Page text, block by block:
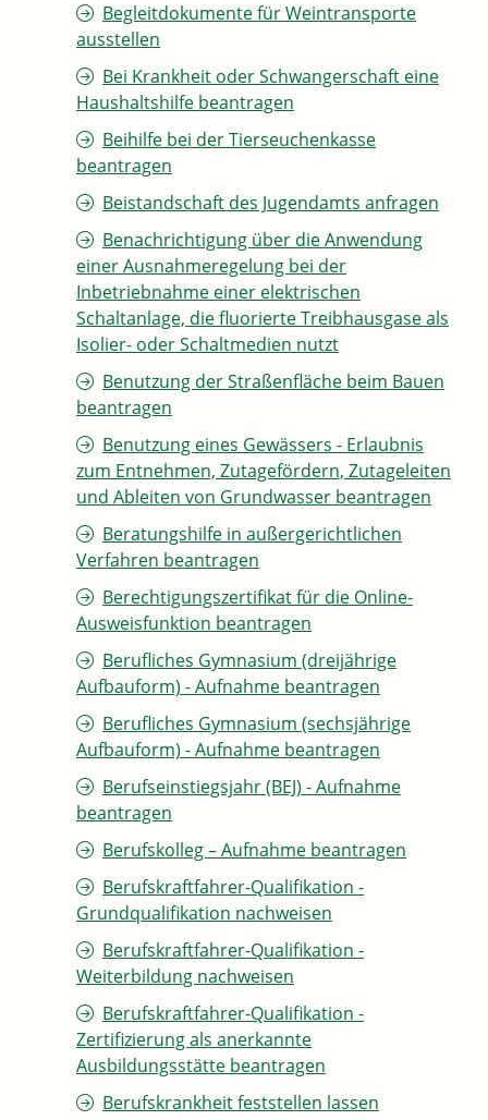
Begleitdokumente für Weintransporte
ausstellen
Bei Krankheit oder Schwangerschaft eine
Haushaltshilfe beantragen
Beihilfe bei der Tierseuchenkasse
beantragen
Beistandschaft des Jugendamts anfragen
Benachrichtigung über die Anwendung
einer Ausnahmeregelung bei der
Inbetriebnahme einer elektrischen
Schaltanlage, die fluorierte Treibhausgase als
Isolier- oder Schaltmedien nutzt
Benutzung der Straßenfläche beim Bauen
beantragen
Benutzung eines Gewässers - Erlaubnis
zum Entnehmen, Zutagefördern, Zutageleiten
und Ableiten von Grundwasser beantragen
Beratungshilfe in außergerichtlichen
Verfahren beantragen
Berechtigungszertifikat für die Online-
Ausweisfunktion beantragen
Berufliches Gymnasium (dreijährige
Aufbauform) - Aufnahme beantragen
Berufliches Gymnasium (sechsjährige
Aufbauform) - Aufnahme beantragen
Berufseinstiegsjahr (BEJ) - Aufnahme
beantragen
Berufskolleg – Aufnahme beantragen
Berufskraftfahrer-Qualifikation -
Grundqualifikation nachweisen
Berufskraftfahrer-Qualifikation -
Weiterbildung nachweisen
Berufskraftfahrer-Qualifikation -
Zertifizierung als anerkannte
Ausbildungsstätte beantragen
Berufskrankheit feststellen lassen